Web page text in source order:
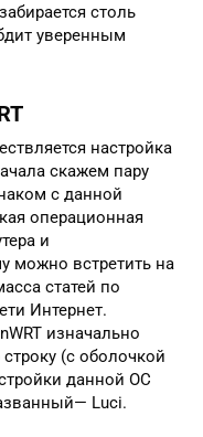
столь
уверенным
настройка
скажем пару
с данной
операционная
и
можно встретить на
статей по
Интернет.
изначально
(с оболочкой
данной ОС
Luci.